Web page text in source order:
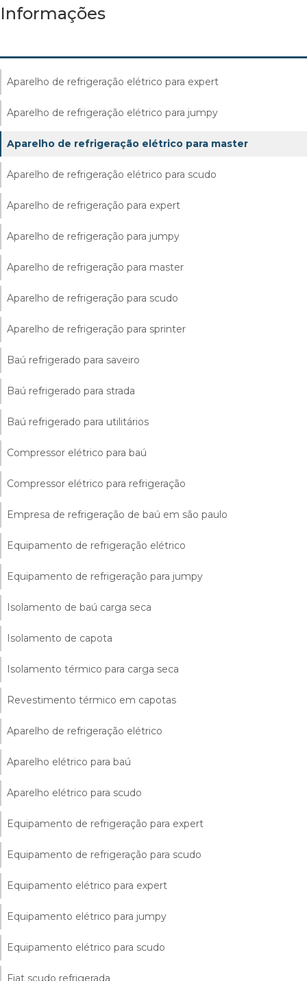
Informações
Aparelho de refrigeração elétrico para expert
Aparelho de refrigeração elétrico para jumpy
Aparelho de refrigeração elétrico para master
Aparelho de refrigeração elétrico para scudo
Aparelho de refrigeração para expert
Aparelho de refrigeração para jumpy
Aparelho de refrigeração para master
Aparelho de refrigeração para scudo
Aparelho de refrigeração para sprinter
Baú refrigerado para saveiro
Baú refrigerado para strada
Baú refrigerado para utilitários
Compressor elétrico para baú
Compressor elétrico para refrigeração
Empresa de refrigeração de baú em são paulo
Equipamento de refrigeração elétrico
Equipamento de refrigeração para jumpy
Isolamento de baú carga seca
Isolamento de capota
Isolamento térmico para carga seca
Revestimento térmico em capotas
Aparelho de refrigeração elétrico
Aparelho elétrico para baú
Aparelho elétrico para scudo
Equipamento de refrigeração para expert
Equipamento de refrigeração para scudo
Equipamento elétrico para expert
Equipamento elétrico para jumpy
Equipamento elétrico para scudo
Fiat scudo refrigerada